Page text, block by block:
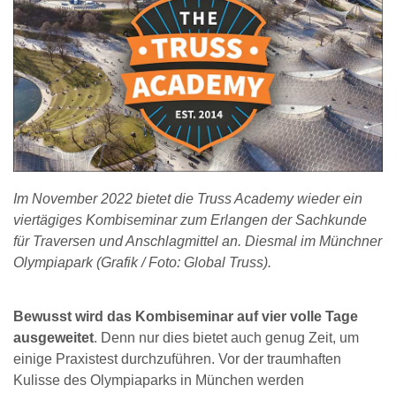
Im November 2022 bietet die Truss Academy wieder ein
viertägiges Kombiseminar zum Erlangen der Sachkunde
für Traversen und Anschlagmittel an. Diesmal im Münchner
Olympiapark (Grafik / Foto: Global Truss).
Bewusst wird das Kombiseminar auf vier volle Tage
ausgeweitet. Denn nur dies bietet auch genug Zeit, um
einige Praxistest durchzuführen. Vor der traumhaften
Kulisse des Olympiaparks in München werden